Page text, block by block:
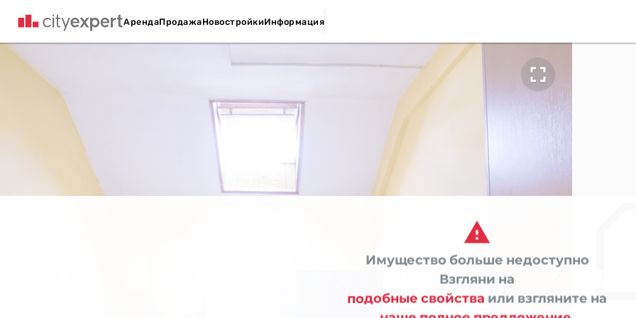
АрендаПродажаНовостройкиИнформация



Имущество больше недоступно
Взгляни на
подобные свойства или взгляните на